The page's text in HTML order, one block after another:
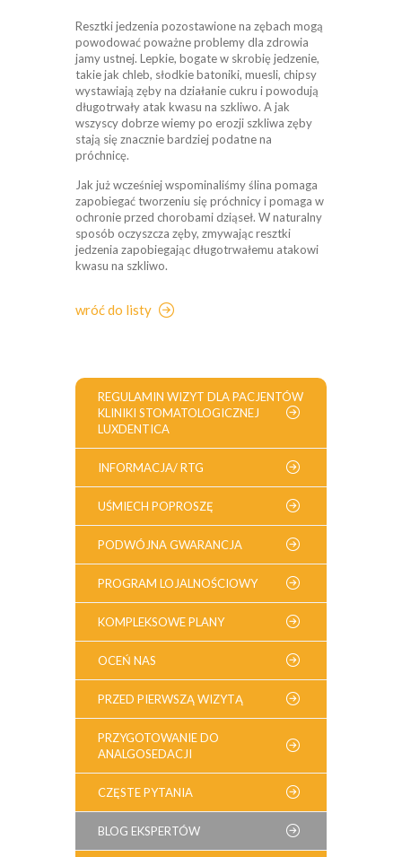
Resztki jedzenia pozostawione na zębach mogą
powodować poważne problemy dla zdrowia
jamy ustnej. Lepkie, bogate w skrobię jedzenie,
takie jak chleb, słodkie batoniki, muesli, chipsy
wystawiają zęby na działanie cukru i powodują
długotrwały atak kwasu na szkliwo. A jak
wszyscy dobrze wiemy po erozji szkliwa zęby
stają się znacznie bardziej podatne na
próchnicę.
Jak już wcześniej wspominaliśmy ślina pomaga
zapobiegać tworzeniu się próchnicy i pomaga w
ochronie przed chorobami dziąseł. W naturalny
sposób oczyszcza zęby, zmywając resztki
jedzenia zapobiegając długotrwałemu atakowi
kwasu na szkliwo.
wróć do listy
REGULAMIN WIZYT DLA PACJENTÓW
KLINIKI STOMATOLOGICZNEJ
LUXDENTICA
INFORMACJA/ RTG
UŚMIECH POPROSZĘ
PODWÓJNA GWARANCJA
PROGRAM LOJALNOŚCIOWY
KOMPLEKSOWE PLANY
OCEŃ NAS
PRZED PIERWSZĄ WIZYTĄ
PRZYGOTOWANIE DO
ANALGOSEDACJI
CZĘSTE PYTANIA
BLOG EKSPERTÓW